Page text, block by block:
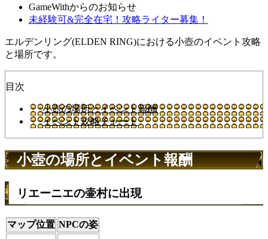
GameWithからのお知らせ
未経験可&完全在宅！攻略ライター募集！
エルデンリング(ELDEN RING)における小壺のイベント攻略
と場所です。
目次
小壺の場所とイベント報酬
イベント攻略チャート
小壺の場所とイベント報酬
リエーニエの壷村に出現
マップ位置 NPCの姿